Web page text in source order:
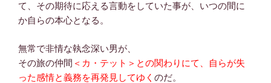
て、その期待に応える言動をしていた事が、いつの間に
か自らの本心となる。
無常で非情な執念深い男が、
その旅の仲間 ＜カ・テット＞との関わりにて、自らが失
った感情と義務を再発見してゆく のだ。